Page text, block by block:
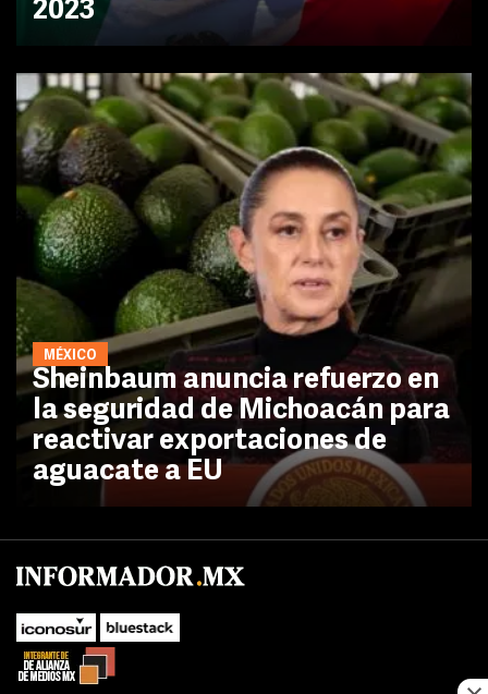
2023
MÉXICO
Sheinbaum anuncia refuerzo en
la seguridad de Michoacán para
reactivar exportaciones de
aguacate a EU